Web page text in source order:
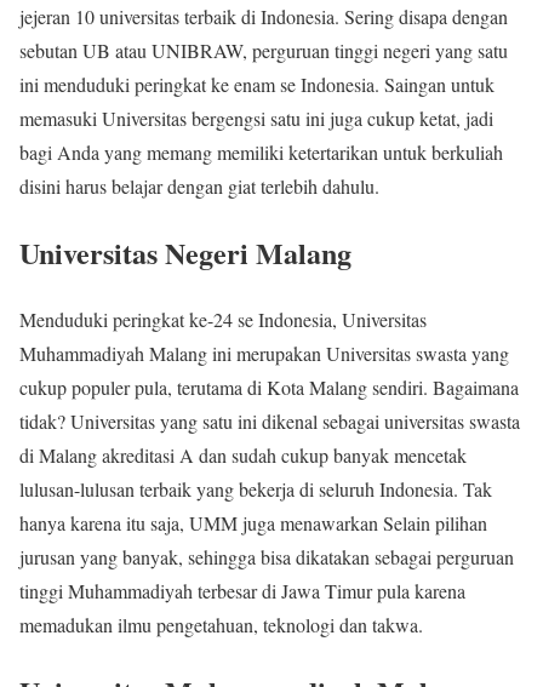
jejeran 10 universitas terbaik di Indonesia. Sering disapa dengan
sebutan UB atau UNIBRAW, perguruan tinggi negeri yang satu
ini menduduki peringkat ke enam se Indonesia. Saingan untuk
memasuki Universitas bergengsi satu ini juga cukup ketat, jadi
bagi Anda yang memang memiliki ketertarikan untuk berkuliah
disini harus belajar dengan giat terlebih dahulu.
Universitas Negeri Malang
Menduduki peringkat ke-24 se Indonesia, Universitas
Muhammadiyah Malang ini merupakan Universitas swasta yang
cukup populer pula, terutama di Kota Malang sendiri. Bagaimana
tidak? Universitas yang satu ini dikenal sebagai universitas swasta
di Malang akreditasi A dan sudah cukup banyak mencetak
lulusan-lulusan terbaik yang bekerja di seluruh Indonesia. Tak
hanya karena itu saja, UMM juga menawarkan Selain pilihan
jurusan yang banyak, sehingga bisa dikatakan sebagai perguruan
tinggi Muhammadiyah terbesar di Jawa Timur pula karena
memadukan ilmu pengetahuan, teknologi dan takwa.